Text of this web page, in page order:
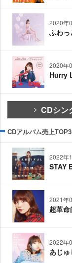
2020年
ふわっ
2020年
Hurry
CDシン
CDアルバム売上
2022年
STAY
2021年
超革
2022年
あじゅ